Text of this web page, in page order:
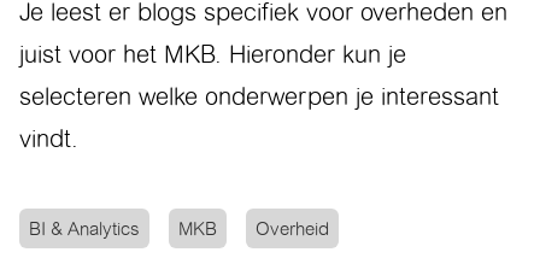
Je leest er blogs specifiek voor overheden en
juist voor het MKB. Hieronder kun je
selecteren welke onderwerpen je interessant
vindt.
BI & Analytics MKB Overheid